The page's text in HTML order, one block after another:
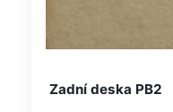
Zadní deska PB2